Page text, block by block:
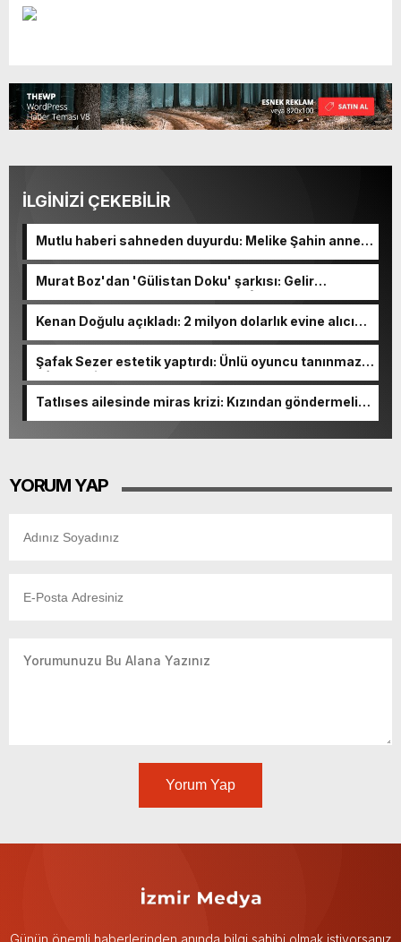
İLGİNİZİ ÇEKEBİLİR
Mutlu haberi sahneden duyurdu: Melike Şahin anne
Murat Boz'dan 'Gülistan Doku' şarkısı: Gelir
Korunmaya Muhtaç Çocuklar Vakfı'na bağışlanacak
Kenan Doğulu açıkladı: 2 milyon dolarlık evine alıcı
Şafak Sezer estetik yaptırdı: Ünlü oyuncu tanınmaz
hâle geldi
Tatlıses ailesinde miras krizi: Kızından göndermeli
YORUM YAP
Yorum Yap
Günün önemli haberlerinden anında bilgi sahibi olmak istiyorsanız